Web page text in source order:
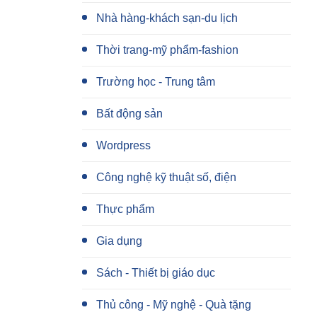
Nhà hàng-khách sạn-du lịch
Thời trang-mỹ phẩm-fashion
Trường học - Trung tâm
Bất động sản
Wordpress
Công nghệ kỹ thuật số, điện
Thực phẩm
Gia dụng
Sách - Thiết bị giáo dục
Thủ công - Mỹ nghệ - Quà tặng